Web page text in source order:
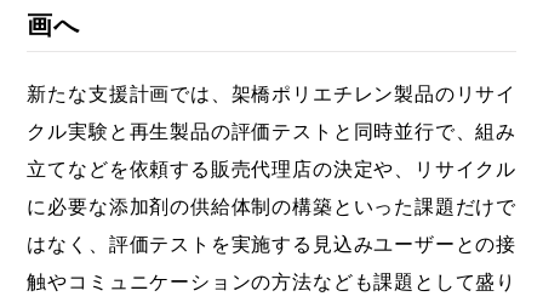
画へ
新たな支援計画では、架橋ポリエチレン製品のリサイ
クル実験と再生製品の評価テストと同時並行で、組み
立てなどを依頼する販売代理店の決定や、リサイクル
に必要な添加剤の供給体制の構築といった課題だけで
はなく、評価テストを実施する見込みユーザーとの接
触やコミュニケーションの方法なども課題として盛り